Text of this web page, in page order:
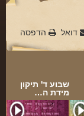
הדפסה דואל
שבוע ד' תיקון
מידת ה…